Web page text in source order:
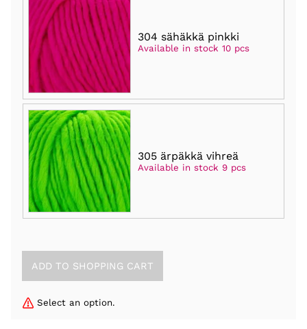
304 sähäkkä pinkki
Available in stock 10 pcs
305 ärpäkkä vihreä
Available in stock 9 pcs
Select an option.